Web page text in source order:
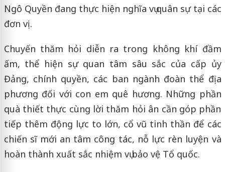
Ngô Quyền đang thực hiện nghĩa vụ quân sự tại các
đơn vị.
Chuyến thăm hỏi diễn ra trong không khí đầm
ấm, thể hiện sự quan tâm sâu sắc của cấp ủy
Đảng, chính quyền, các ban ngành đoàn thể địa
phương đối với con em quê hương. Những phần
quà thiết thực cùng lời thăm hỏi ân cần góp phần
tiếp thêm động lực to lớn, cổ vũ tinh thần để các
chiến sĩ mới an tâm công tác, nỗ lực rèn luyện và
hoàn thành xuất sắc nhiệm vụ bảo vệ Tổ quốc.